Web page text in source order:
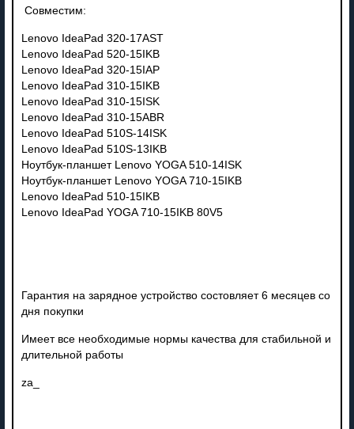
Совместим:
Lenovo IdeaPad 320-17AST
Lenovo IdeaPad 520-15IKB
Lenovo IdeaPad 320-15IAP
Lenovo IdeaPad 310-15IKB
Lenovo IdeaPad 310-15ISK
Lenovo IdeaPad 310-15ABR
Lenovo IdeaPad 510S-14ISK
Lenovo IdeaPad 510S-13IKB
Ноутбук-планшет Lenovo YOGA 510-14ISK
Ноутбук-планшет Lenovo YOGA 710-15IKB
Lenovo IdeaPad 510-15IKB
Lenovo IdeaPad YOGA 710-15IKB 80V5
Гарантия на зарядное устройство состовляет 6 месяцев со
дня покупки
Имеет все необходимые нормы качества для стабильной и
длительной работы
za_